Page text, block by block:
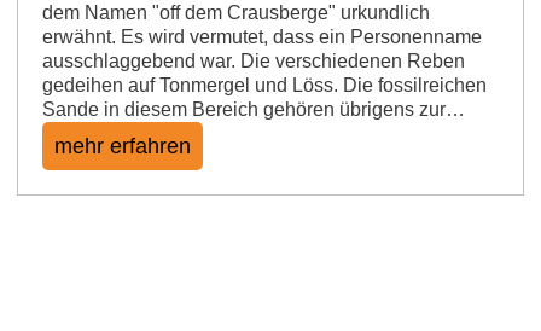
dem Namen "off dem Crausberge" urkundlich
erwähnt. Es wird vermutet, dass ein Personenname
ausschlaggebend war. Die verschiedenen Reben
gedeihen auf Tonmergel und Löss. Die fossilreichen
Sande in diesem Bereich gehören übrigens zur…
mehr erfahren